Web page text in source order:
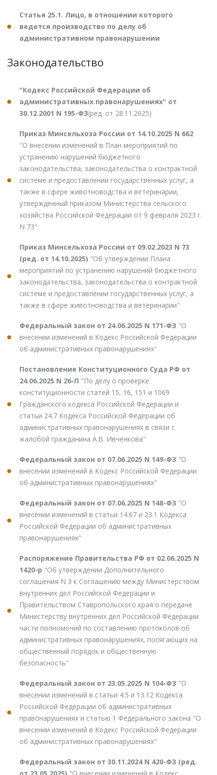
Статья 25.1. Лицо, в отношении которого
ведется производство по делу об
административном правонарушении
Законодательство
"Кодекс Российской Федерации об
административных правонарушениях" от
30.12.2001 N 195-ФЗ(ред. от 28.11.2025)
Приказ Минсельхоза России от 14.10.2025 N 662
"О внесении изменений в План мероприятий по
устранению нарушений бюджетного
законодательства, законодательства о контрактной
системе и предоставлении государственных услуг, а
также в сфере животноводства и ветеринарии,
утвержденный приказом Министерства сельского
хозяйства Российской Федерации от 9 февраля 2023 г.
N 73"
Приказ Минсельхоза России от 09.02.2023 N 73
(ред. от 14.10.2025) "Об утверждении Плана
мероприятий по устранению нарушений бюджетного
законодательства, законодательства о контрактной
системе и предоставлении государственных услуг, а
также в сфере животноводства и ветеринарии"
Федеральный закон от 24.06.2025 N 171-ФЗ "О
внесении изменений в Кодекс Российской Федерации
об административных правонарушениях"
Постановление Конституционного Суда РФ от
24.06.2025 N 26-П "По делу о проверке
конституционности статей 15, 16, 151 и 1069
Гражданского кодекса Российской Федерации и
статьи 24.7 Кодекса Российской Федерации об
административных правонарушениях в связи с
жалобой гражданина А.В. Ивченкова"
Федеральный закон от 07.06.2025 N 149-ФЗ "О
внесении изменений в Кодекс Российской Федерации
об административных правонарушениях"
Федеральный закон от 07.06.2025 N 148-ФЗ "О
внесении изменений в статьи 14.67 и 23.1 Кодекса
Российской Федерации об административных
правонарушениях"
Распоряжение Правительства РФ от 02.06.2025 N
1420-р "Об утверждении Дополнительного
соглашения N 3 к Соглашению между Министерством
внутренних дел Российской Федерации и
Правительством Ставропольского края о передаче
Министерству внутренних дел Российской Федерации
части полномочий по составлению протоколов об
административных правонарушениях, посягающих на
общественный порядок и общественную
безопасность"
Федеральный закон от 23.05.2025 N 104-ФЗ "О
внесении изменений в статьи 4.5 и 13.12 Кодекса
Российской Федерации об административных
правонарушениях и статью 1 Федерального закона "О
внесении изменений в Кодекс Российской Федерации
об административных правонарушениях"
Федеральный закон от 30.11.2024 N 420-ФЗ (ред.